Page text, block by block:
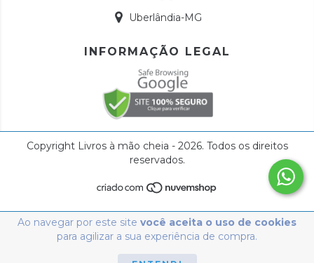
Ao navegar por este site você aceita o uso de cookies
para agilizar a sua experiência de compra.
Uberlândia-MG
INFORMAÇÃO LEGAL
Copyright Livros à mão cheia - 2026. Todos os direitos
reservados.